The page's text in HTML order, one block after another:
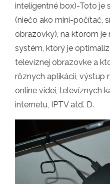
inteligentné box)-Toto je
(niečo ako mini-počítač,
obrazovky), na ktorom
systém, ktorý je
televíznej obrazovke a
rôznych aplikácií, výstup
online videí, televíznych
internetu, IPTV atď. D.